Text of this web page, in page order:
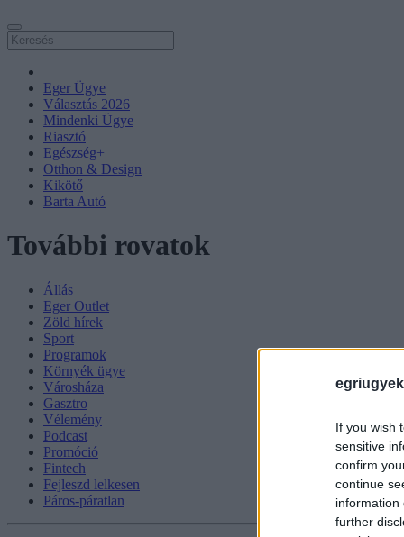
If you wish
sensitive
confirm
continue
information
further
Eger Ügye
Választás 2026
Mindenki Ügye
Riasztó
Egészség+
Otthon & Design
Kikötő
Barta Autó
További rovatok
Állás
Eger Outlet
Zöld hírek
Sport
Programok
Környék ügye
Városháza
Gasztro
Vélemény
Podcast
Promóció
Fintech
Fejleszd lelkesen
Páros-páratlan